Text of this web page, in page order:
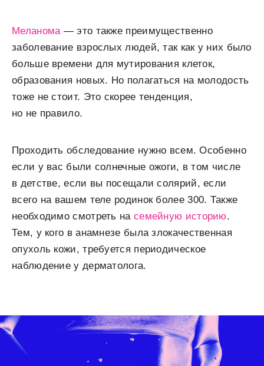
Меланома— это также преимущественно
заболевание взрослых людей, так как у них было
больше времени для мутирования клеток,
образования новых. Но полагаться на молодость
тоже не стоит. Это скорее тенденция,
но не правило.
Проходить обследование нужно всем. Особенно
если у вас были солнечные ожоги, в том числе
в детстве, если вы посещали солярий, если
всего на вашем теле родинок более 300. Также
необходимо смотреть на семейную историю.
Тем, у кого в анамнезе была злокачественная
опухоль кожи, требуется периодическое
наблюдение у дерматолога.